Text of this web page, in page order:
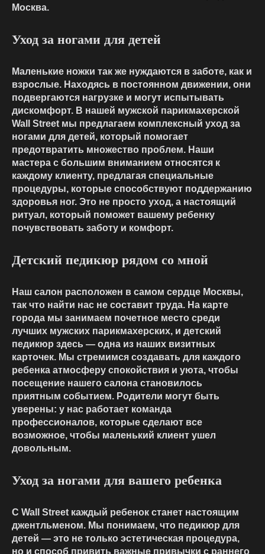
Москва.
Уход за ногами для детей
Маленькие ножки так же нуждаются в заботе, как и
взрослые. Находясь в постоянном движении, они
подвергаются нагрузке и могут испытывать
дискомфорт. В нашей мужской парикмахерской
Wall Street мы предлагаем комплексный уход за
ногами для детей, который помогает
предотвратить множество проблем. Наши
мастера с большим вниманием относятся к
каждому клиенту, предлагая специальные
процедуры, которые способствуют поддержанию
здоровья ног. Это не просто уход, а настоящий
ритуал, который поможет вашему ребенку
почувствовать заботу и комфорт.
Детский педикюр рядом со мной
Наш салон расположен в самом сердце Москвы,
так что найти нас не составит труда. На карте
города мы занимаем почетное место среди
лучших мужских парикмахерских, и детский
педикюр здесь — одна из наших визитных
карточек. Мы стремимся создавать для каждого
ребенка атмосферу спокойствия и уюта, чтобы
посещение нашего салона становилось
приятным событием. Родители могут быть
уверены: у нас работает команда
профессионалов, которые сделают все
возможное, чтобы маленький клиент ушел
довольным.
Уход за ногами для вашего ребенка
С Wall Street каждый ребенок станет настоящим
джентльменом. Мы понимаем, что педикюр для
детей — это не только эстетическая процедура,
но и способ привить важные привычки с раннего